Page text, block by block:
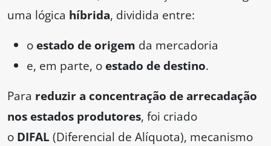
uma lógica híbrida, dividida entre:
o estado de origem da mercadoria
e, em parte, o estado de destino.
Para reduzir a concentração de arrecadação
nos estados produtores, foi criado
o DIFAL (Diferencial de Alíquota), mecanismo